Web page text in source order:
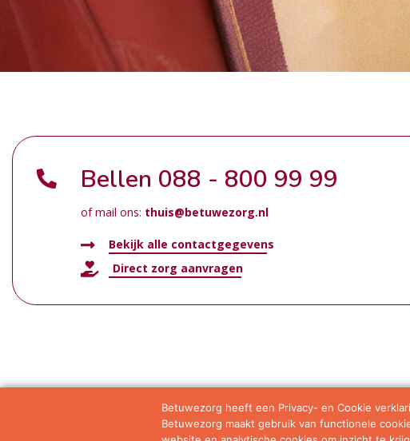
Bellen 088 - 800 99 99
of mail ons: thuis@betuwezorg.nl
Bekijk alle contactgegevens
Direct zorg aanvragen
Privacy statement Algemene
Betuwezorg heeft een Privacy- en Cookie
Betuwezorg maakt gebruik van functionele